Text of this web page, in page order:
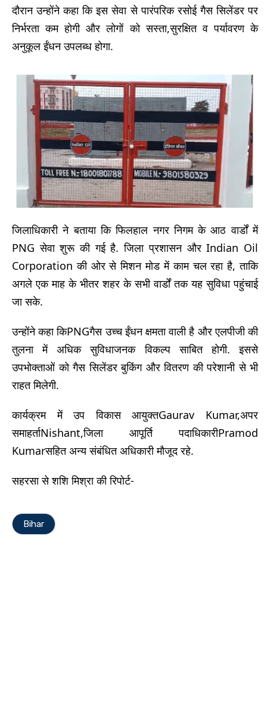
दौरान उन्होंने कहा कि इस सेवा से पारंपरिक रसोई गैस सिलेंडर पर
निर्भरता कम होगी और लोगों को सस्ता,सुरक्षित व पर्यावरण के
अनुकूल ईंधन उपलब्ध होगा.
जिलाधिकारी ने बताया कि फिलहाल नगर निगम के आठ वार्डों में
PNG सेवा शुरू की गई है. जिला प्रशासन और Indian Oil
Corporation की ओर से मिशन मोड में काम चल रहा है, ताकि
अगले एक माह के भीतर शहर के सभी वार्डों तक यह सुविधा पहुंचाई
जा सके.
उन्होंने कहा किPNGगैस उच्च ईंधन क्षमता वाली है और एलपीजी की
तुलना में अधिक सुविधाजनक विकल्प साबित होगी. इससे
उपभोक्ताओं को गैस सिलेंडर बुकिंग और वितरण की परेशानी से भी
राहत मिलेगी.
कार्यक्रम में उप विकास आयुक्तGaurav Kumar,अपर
समाहर्ताNishant,जिला आपूर्ति पदाधिकारीPramod
Kumarसहित अन्य संबंधित अधिकारी मौजूद रहे.
सहरसा से शशि मिश्रा की रिपोर्ट-
Bihar